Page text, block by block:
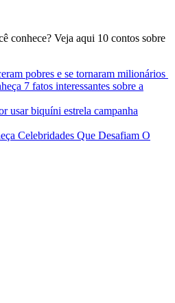
conhece? Veja aqui 10 contos sobre
pobres e se tornaram milionários
7 fatos interessantes sobre a
usar biquíni estrela campanha
Celebridades Que Desafiam O